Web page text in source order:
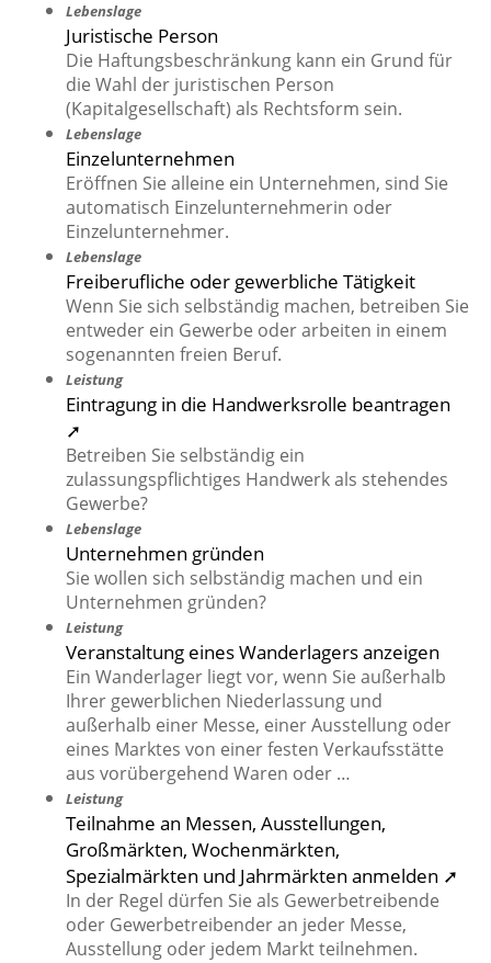
Lebenslage
Juristische Person
Die Haftungsbeschränkung kann ein Grund für
die Wahl der juristischen Person
(Kapitalgesellschaft) als Rechtsform sein.
Lebenslage
Einzelunternehmen
Eröffnen Sie alleine ein Unternehmen, sind Sie
automatisch Einzelunternehmerin oder
Einzelunternehmer.
Lebenslage
Freiberufliche oder gewerbliche Tätigkeit
Wenn Sie sich selbständig machen, betreiben Sie
entweder ein Gewerbe oder arbeiten in einem
sogenannten freien Beruf.
Leistung
Eintragung in die Handwerksrolle beantragen
➚
Betreiben Sie selbständig ein
zulassungspflichtiges Handwerk als stehendes
Gewerbe?
Lebenslage
Unternehmen gründen
Sie wollen sich selbständig machen und ein
Unternehmen gründen?
Leistung
Veranstaltung eines Wanderlagers anzeigen
Ein Wanderlager liegt vor, wenn Sie außerhalb
Ihrer gewerblichen Niederlassung und
außerhalb einer Messe, einer Ausstellung oder
eines Marktes von einer festen Verkaufsstätte
aus vorübergehend Waren oder …
Leistung
Teilnahme an Messen, Ausstellungen,
Großmärkten, Wochenmärkten,
Spezialmärkten und Jahrmärkten anmelden ➚
In der Regel dürfen Sie als Gewerbetreibende
oder Gewerbetreibender an jeder Messe,
Ausstellung oder jedem Markt teilnehmen.